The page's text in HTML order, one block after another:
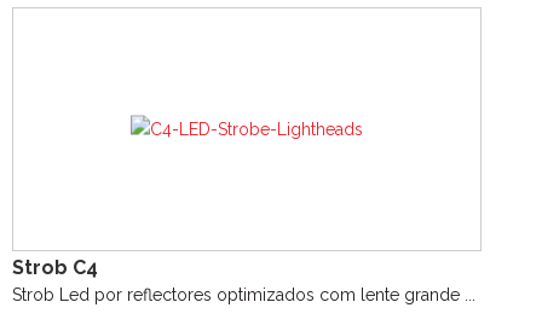
Strob C4
Strob Led por reflectores optimizados com lente grande ...